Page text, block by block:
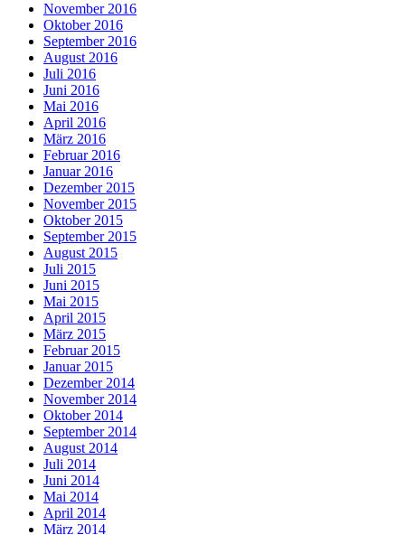
November 2016
Oktober 2016
September 2016
August 2016
Juli 2016
Juni 2016
Mai 2016
April 2016
März 2016
Februar 2016
Januar 2016
Dezember 2015
November 2015
Oktober 2015
September 2015
August 2015
Juli 2015
Juni 2015
Mai 2015
April 2015
März 2015
Februar 2015
Januar 2015
Dezember 2014
November 2014
Oktober 2014
September 2014
August 2014
Juli 2014
Juni 2014
Mai 2014
April 2014
März 2014